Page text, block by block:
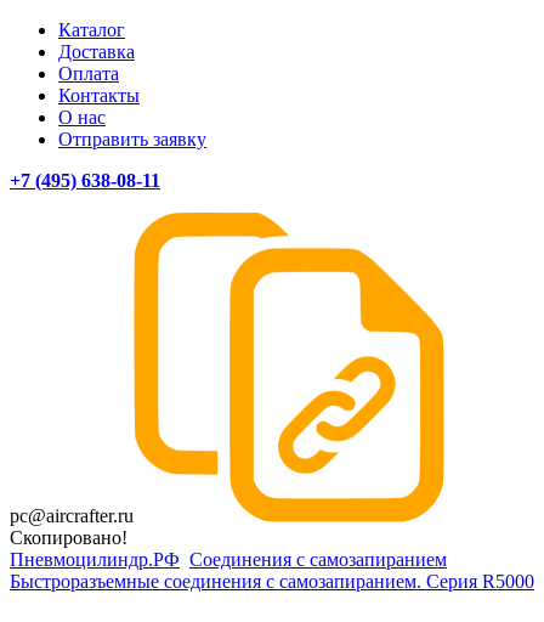
Каталог
Доставка
Оплата
Контакты
О нас
Отправить заявку
+7 (495) 638-08-11
pc@aircrafter.ru
Скопировано!
Пневмоцилиндр.РФ Соединения с самозапиранием
Быстроразъемные соединения с самозапиранием. Серия R5000